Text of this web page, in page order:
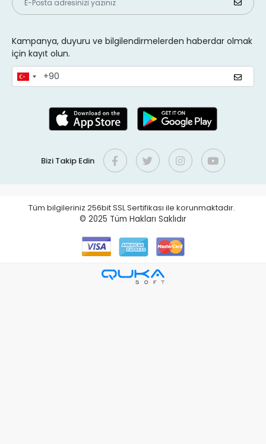
Kampanya, duyuru ve bilgilendirmelerden haberdar olmak
için kayıt olun.
Bizi Takip Edin
Tüm bilgileriniz 256bit SSL Sertifikası ile korunmaktadır.
© 2025 Tüm Hakları Saklıdır